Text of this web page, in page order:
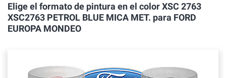
Elige el formato de pintura en el color XSC 2763
XSC2763 PETROL BLUE MICA MET. para FORD
EUROPA MONDEO